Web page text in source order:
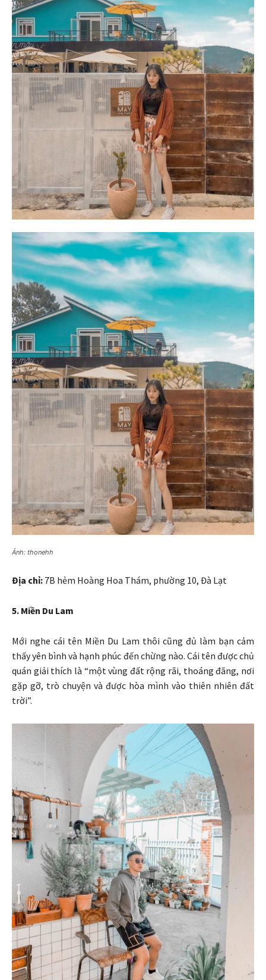
Ảnh: thonehh
Địa chỉ: 7B hẻm Hoàng Hoa Thám, phường 10, Đà Lạt
5. Miền Du Lam
Mới nghe cái tên Miền Du Lam thôi cũng đủ làm bạn cảm
thấy yên bình và hạnh phúc đến chừng nào. Cái tên được chủ
quán giải thích là “một vùng đất rộng rãi, thoáng đãng, nơi
gặp gỡ, trò chuyện và được hòa mình vào thiên nhiên đất
trời”.